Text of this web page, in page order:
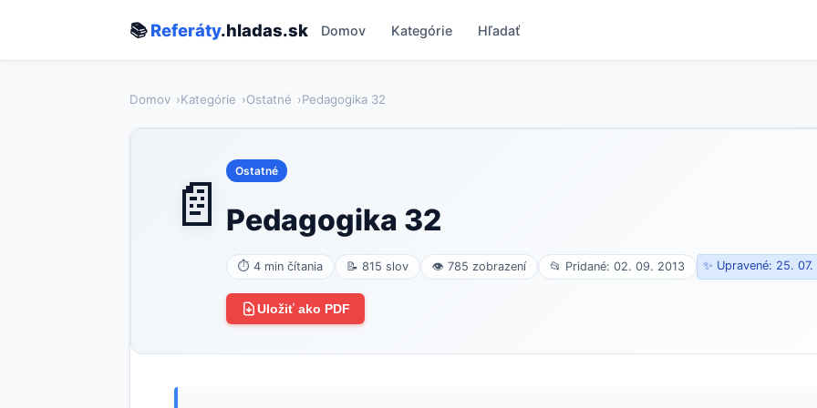
📚Referáty.hladas.sk Domov Kategórie Hľadať
Domov Kategórie Ostatné Pedagogika 32
📄 Ostatné
Pedagogika 32
⏱ 4 min čítania 📝 815 slov 👁 785 zobrazení 📂 Pridané: 02. 09. 2013 ✨ Upravené: 25.
Uložiť ako PDF